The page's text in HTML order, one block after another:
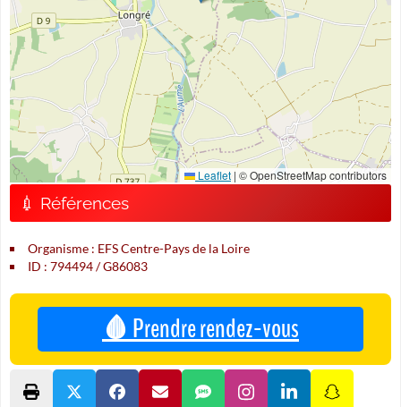
Leaflet | © OpenStreetMap contributors
💉 Références
Organisme : EFS Centre-Pays de la Loire
ID : 794494 / G86083
🩸 Prendre rendez-vous